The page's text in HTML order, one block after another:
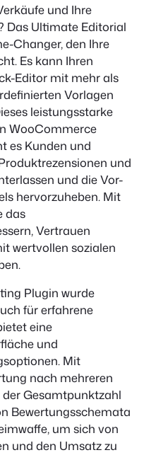
und Ihre
Das Ultimate Editorial
Changer, den Ihre
Es kann Ihren
Editor mit mehr als
Vorlagen
leistungsstarke
WooCommerce
es Kunden und
und
und die Vor-
hervorzuheben. Mit
das
Vertrauen
wertvollen sozialen
Plugin wurde
für erfahrene
eine
und
Mit
nach mehreren
Gesamtpunktzahl
Bewertungsschemata
um sich von
und den Umsatz zu